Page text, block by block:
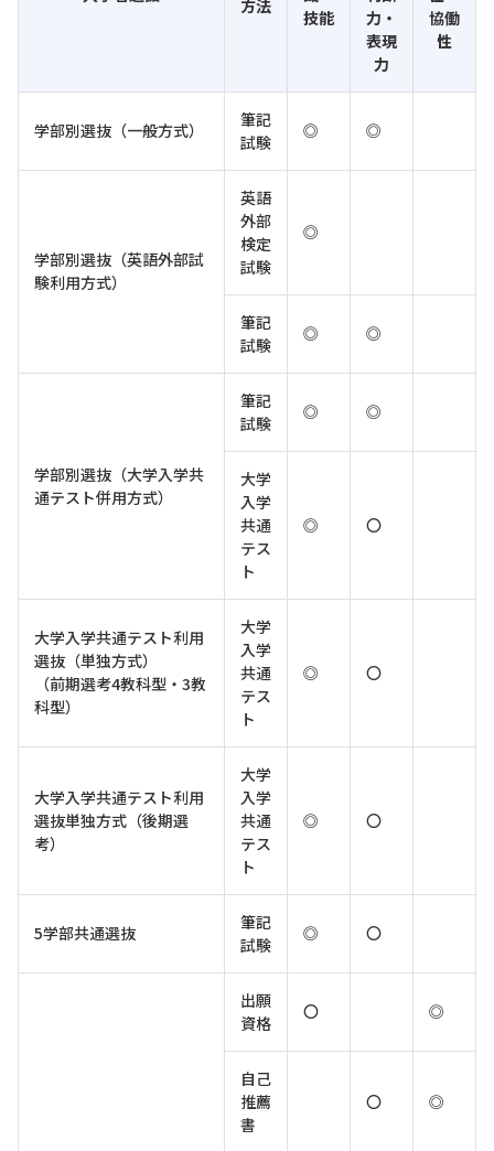
方法
技能
力・
表現
力
協働
性
学部別選抜（一般方式）
筆記
試験
◎ ◎
学部別選抜（英語外部試
験利用方式）
英語
外部
検定
試験
◎
筆記
試験
◎ ◎
学部別選抜（大学入学共
通テスト併用方式）
筆記
試験
◎ ◎
大学
入学
共通
テス
ト
◎ 〇
大学入学共通テスト利用
選抜（単独方式）
（前期選考4教科型・3教
科型）
大学
入学
共通
テス
ト
◎ 〇
大学入学共通テスト利用
選抜単独方式（後期選
考）
大学
入学
共通
テス
ト
◎ 〇
5学部共通選抜
筆記
試験
◎ 〇
出願
資格
〇 ◎
自己
推薦
書
〇 ◎